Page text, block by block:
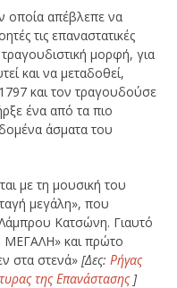
οποία απέβλεπε να
τις επαναστατικές
μορφή, για
και να μεταδοθεί,
και τον τραγουδούσε
ένα από τα πιο
άσματα του
με τη μουσική του
μεγάλη», που
Κατσώνη. Γιαυτό
MEΓAΛH» και πρώτο
στα στενά»[Δες:Ρήγας
της Επανάστασης]